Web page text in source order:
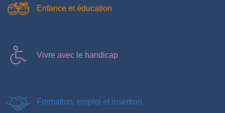
Enfance et éducation
Vivre avec le handicap
Formation, emploi et insertion